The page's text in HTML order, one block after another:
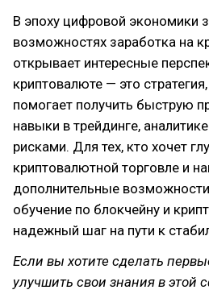
В эпоху цифровой экономики
возможностях заработка на
открывает интересные
криптовалюте — это
помогает получить быструю
навыки в трейдинге,
рисками. Для тех, кто хочет
криптовалютной торговле и
дополнительные
обучение по блокчейну и
надежный шаг на пути к
Если вы хотите сделать
улучшить свои знания в этой